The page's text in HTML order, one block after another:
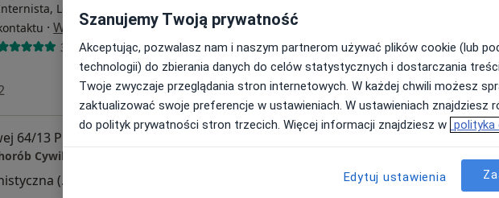
Lekarz pierwszego
· Więcej
3 opinie
64/13 POZ, Wołomin
Cywilizacyjnych
Konsultacja internistyczna (NFZ)
Umawianie online nie jest dostępne
Poproś o wizytę
Szanujemy Twoją prywatność
Akceptując, pozwalasz nam i naszym partnerom używać plików cookie (lub
technologii) do zbierania danych do celów statystycznych i dostarczania
Twoje zwyczaje przeglądania stron internetowych. W każdej chwili możesz
zaktualizować swoje preferencje w ustawieniach. W ustawieniach znajdziesz
do polityk prywatności stron trzecich. Więcej informacji znajdziesz w polityka
Edytuj ustawienia